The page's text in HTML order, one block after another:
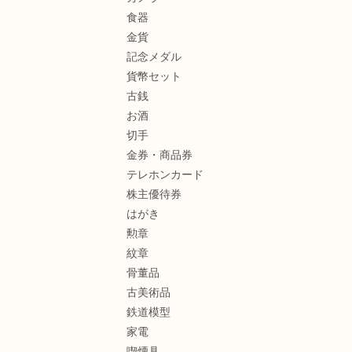
食器
金貨
記念メダル
貨幣セット
古銭
お酒
切手
金券・商品券
テレホンカード
株主優待券
はがき
勲章
紋章
骨董品
古美術品
鉄道模型
家電